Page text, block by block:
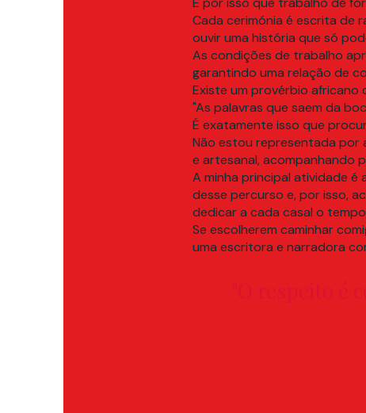
Cada cerimónia é escrita de
ouvir uma história que só
As condições de trabalho
garantindo uma relação de
Existe um provérbio africano
"As palavras que saem da
É exatamente isso que
Não estou representada por
e artesanal, acompanhando
A minha principal atividade
desse percurso e, por isso,
dedicar a cada casal o
Se escolherem caminhar
uma escritora e narradora